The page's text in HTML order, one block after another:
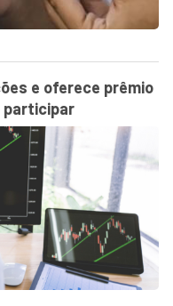
e oferece prêmio
participar